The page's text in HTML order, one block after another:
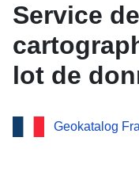
Service
lot de
Geokatalog